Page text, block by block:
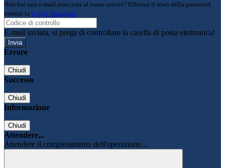
Non hai una e-mail associata al nome utente? Effettua il reset della password
tramite la Login Spaggiari
E-mail inviata, si prega di controllare la casella di posta elettronica!
Errore
Chiudi
Successo
Chiudi
Informazione
Chiudi
Attendere...
Attendere il completamento dell'operazione...